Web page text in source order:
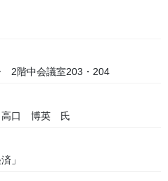
2階中会議室203・204
高口 博英 氏
」